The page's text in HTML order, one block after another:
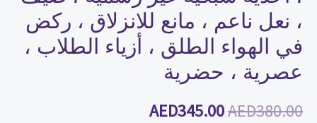
، نعل ناعم ، مانع للانزلاق ، ركض
في الهواء الطلق ، أزياء الطلاب ،
عصرية ، حضرية
AED380.00
AED345.00
صيف
،
نعل
،